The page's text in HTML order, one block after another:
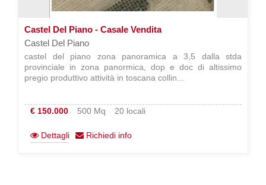
Castel Del Piano - Casale Vendita
Castel Del Piano
castel del piano zona panoramica a 3,5 dalla stda
provinciale in zona panormica, dop e doc di altissimo
pregio produttivo attività in toscana collin...
€ 150.000 500 Mq 20 locali
Dettagli Richiedi info